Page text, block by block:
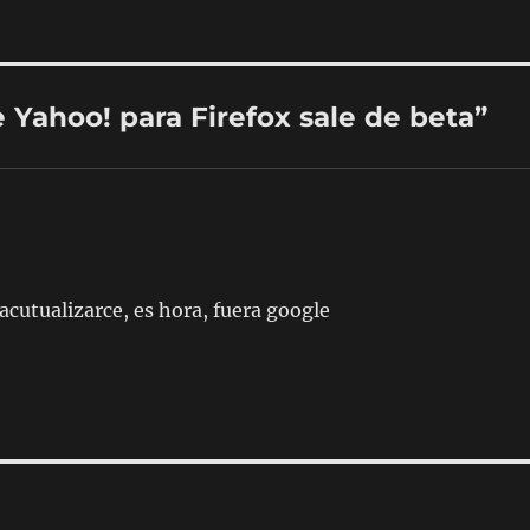
para Firefox sale de beta”
es hora, fuera google